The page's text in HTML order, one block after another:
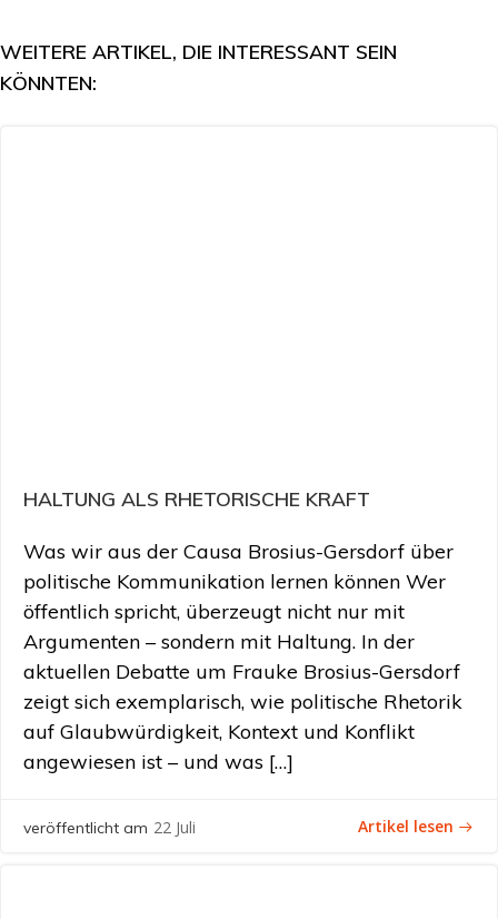
WEITERE ARTIKEL, DIE INTERESSANT SEIN
KÖNNTEN:
HALTUNG ALS RHETORISCHE KRAFT
Was wir aus der Causa Brosius-Gersdorf über
politische Kommunikation lernen können Wer
öffentlich spricht, überzeugt nicht nur mit
Argumenten – sondern mit Haltung. In der
aktuellen Debatte um Frauke Brosius-Gersdorf
zeigt sich exemplarisch, wie politische Rhetorik
auf Glaubwürdigkeit, Kontext und Konflikt
angewiesen ist – und was […]
veröffentlicht am 22 Juli Artikel lesen